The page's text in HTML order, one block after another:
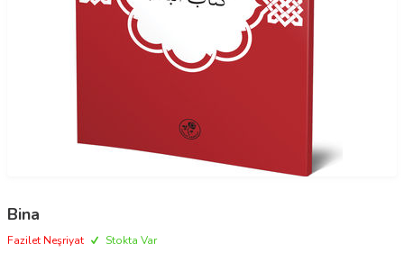
Bina
Fazilet Neşriyat Stokta Var